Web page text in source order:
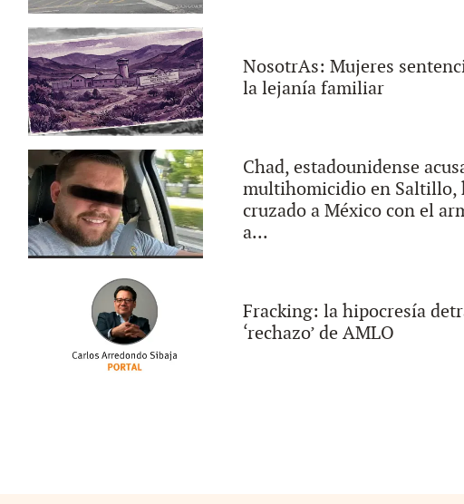
NosotrAs: Mujeres
la lejanía familiar
Chad, estadounidense
multihomicidio en Saltillo,
cruzado a México con el
a...
Fracking: la hipocresía
‘rechazo’ de AMLO